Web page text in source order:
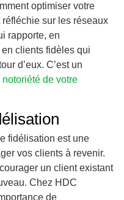
optimiser votre
sur les réseaux
rapporte, en
clients fidèles qui
d’eux. C’est un
notoriété de votre
fidélisation est une
vos clients à revenir.
un client existant
Chez HDC
de